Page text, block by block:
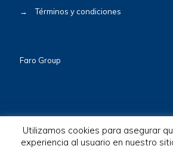
→
Términos y condiciones
Faro Group
Utilizamos cookies para asegurar
experiencia al usuario en nuestro